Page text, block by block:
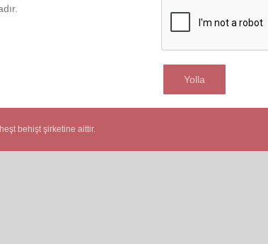
behişt şirketine aittir.